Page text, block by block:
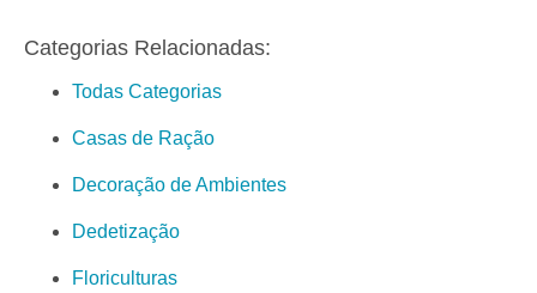
Categorias Relacionadas:
Todas Categorias
Casas de Ração
Decoração de Ambientes
Dedetização
Floriculturas